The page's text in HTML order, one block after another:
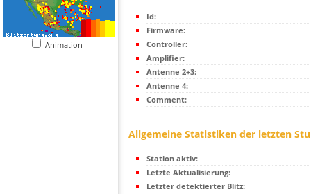
Animation
Id:
Firmware:
Controller:
Amplifier:
Antenne 2+3:
Antenne 4:
Comment:
Allgemeine Statistiken der letzten
Station aktiv:
Letzte Aktualisierung:
Letzter detektierter Blitz: